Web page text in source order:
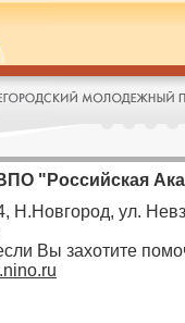
"Российская
Н.Новгород, ул.
Вы захотите